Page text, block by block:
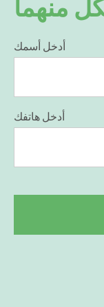
أدخل أسمك
أدخل هاتفك